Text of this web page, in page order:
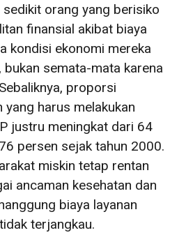
orang yang berisiko
finansial akibat biaya
kondisi ekonomi mereka
bukan semata-mata karena
proporsi
yang harus melakukan
justru meningkat dari 64
persen sejak tahun 2000.
miskin tetap rentan
ancaman kesehatan dan
biaya layanan
terjangkau.